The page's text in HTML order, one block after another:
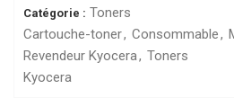
Catégorie : Toners
Cartouche-toner, Consommable,
Revendeur Kyocera, Toners
Kyocera